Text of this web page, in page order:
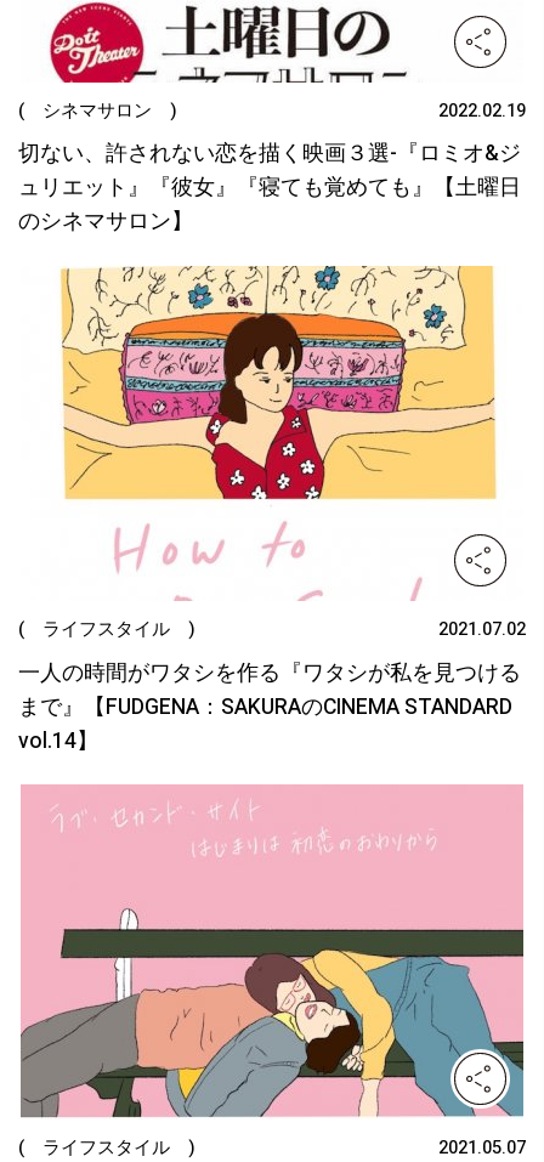
( シネマサロン ) 2022.02.19
切ない、許されない恋を描く映画３選-『ロミオ&ジ
ュリエット』『彼女』『寝ても覚めても』【土曜日
のシネマサロン】
( ライフスタイル ) 2021.07.02
一人の時間がワタシを作る『ワタシが私を見つける
まで』【FUDGENA：SAKURAのCINEMA STANDARD
vol.14】
( ライフスタイル ) 2021.05.07